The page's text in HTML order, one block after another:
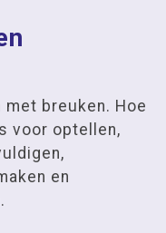
breuken. Hoe
voor optellen,
en